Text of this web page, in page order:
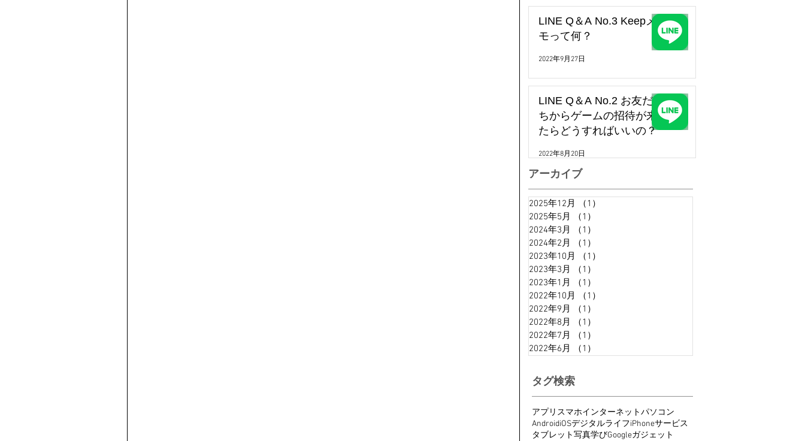
LINE Q＆A No.3 Keepメ
モって何？
2022年9月27日
LINE Q＆A No.2 お友だ
ちからゲームの招待が来
たらどうすればいいの？
2022年8月20日
アーカイブ
2025年12月 （1）
2025年5月
（1）
2024年3月
（1）
2024年2月
（1）
2023年10月
（1）
2023年3月
（1）
2023年1月
（1）
2022年10月
（1）
2022年9月
（1）
2022年8月
（1）
2022年7月
（1）
2022年6月
（1）
タグ検索
アプリ スマホインターネットパソコン
AndroidiOSデジタルライフiPhoneサービス
タブレット写真学びGoogleガジェット